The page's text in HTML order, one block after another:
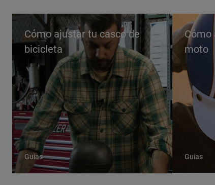
Cómo ajustar tu casco de
bicicleta
Guías
Cómo
moto
Guías